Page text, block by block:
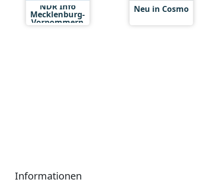
NDR Info
Mecklenburg-
Vorpommern
Neu in Cosmo
Informationen